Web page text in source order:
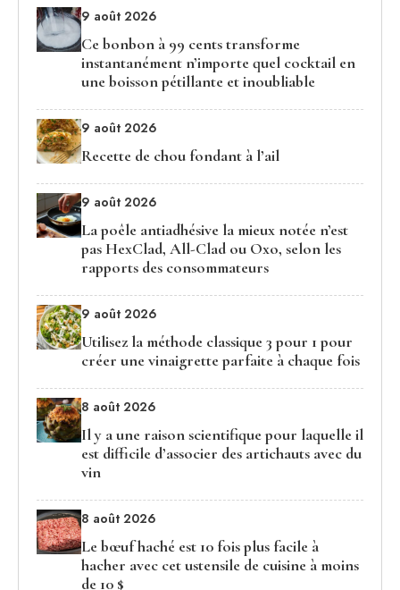
9 août 2026
Ce bonbon à 99 cents transforme
instantanément n’importe quel cocktail en
une boisson pétillante et inoubliable
9 août 2026
Recette de chou fondant à l’ail
9 août 2026
La poêle antiadhésive la mieux notée n’est
pas HexClad, All-Clad ou Oxo, selon les
rapports des consommateurs
9 août 2026
Utilisez la méthode classique 3 pour 1 pour
créer une vinaigrette parfaite à chaque fois
8 août 2026
Il y a une raison scientifique pour laquelle il
est difficile d’associer des artichauts avec du
vin
8 août 2026
Le bœuf haché est 10 fois plus facile à
hacher avec cet ustensile de cuisine à moins
de 10 $